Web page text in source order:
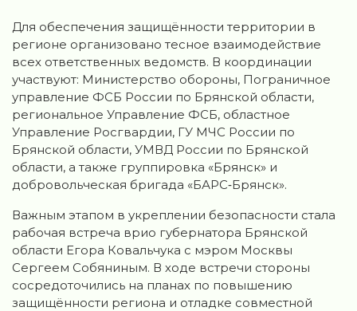
Для обеспечения защищённости территории в
регионе организовано тесное взаимодействие
всех ответственных ведомств. В координации
участвуют: Министерство обороны, Пограничное
управление ФСБ России по Брянской области,
региональное Управление ФСБ, областное
Управление Росгвардии, ГУ МЧС России по
Брянской области, УМВД России по Брянской
области, а также группировка «Брянск» и
добровольческая бригада «БАРС‑Брянск».
Важным этапом в укреплении безопасности стала
рабочая встреча врио губернатора Брянской
области Егора Ковальчука с мэром Москвы
Сергеем Собяниным. В ходе встречи стороны
сосредоточились на планах по повышению
защищённости региона и отладке совместной